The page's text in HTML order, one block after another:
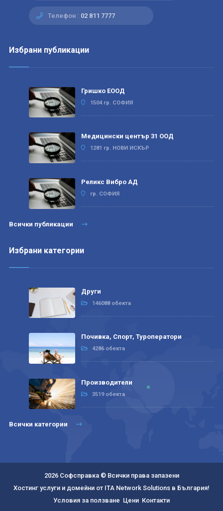
Телефон : 02 811 7777
Избрани публикации
Гришко ЕООД
1504 гр. СОФИЯ
Медицински център 31 ООД
1281 гр. НОВИ ИСКЪР
Реликс Вибро АД
гр. СОФИЯ
Всички публикации
Избрани категории
Други
146088 обекта
Почивка, Спорт, Туроператори
4286 обекта
Производители
3519 обекта
Всички категории
2026 Софсправка © Всички права запазени
Хостинг услуги и домейни от ITA Network Solutions в България!
Условия за ползване Цени Контакти